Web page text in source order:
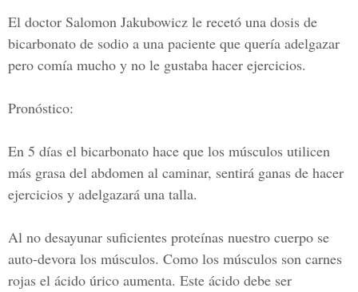
El doctor Salomon Jakubowicz le recetó una dosis de
bicarbonato de sodio a una paciente que quería adelgazar
pero comía mucho y no le gustaba hacer ejercicios.
Pronóstico:
En 5 días el bicarbonato hace que los músculos utilicen
más grasa del abdomen al caminar, sentirá ganas de hacer
ejercicios y adelgazará una talla.
Al no desayunar suficientes proteínas nuestro cuerpo se
auto-devora los músculos. Como los músculos son carnes
rojas el ácido úrico aumenta. Este ácido debe ser